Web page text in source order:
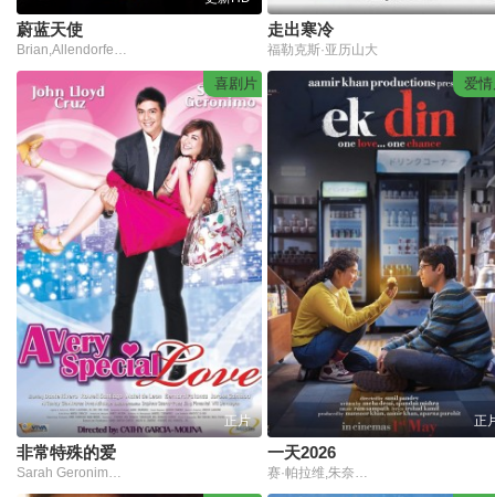
蔚蓝天使 走出寒冷
福勒克斯·亚历山大
喜剧片
正片
非常特殊的爱
Sarah Geronimo,约翰·洛伊·克鲁兹
爱
正
一天2026
赛·帕拉维,朱奈德·汗